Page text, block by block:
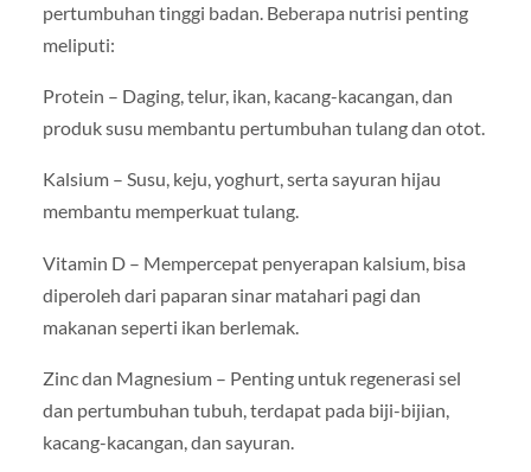
pertumbuhan tinggi badan. Beberapa nutrisi penting
meliputi:
Protein – Daging, telur, ikan, kacang-kacangan, dan
produk susu membantu pertumbuhan tulang dan otot.
Kalsium – Susu, keju, yoghurt, serta sayuran hijau
membantu memperkuat tulang.
Vitamin D – Mempercepat penyerapan kalsium, bisa
diperoleh dari paparan sinar matahari pagi dan
makanan seperti ikan berlemak.
Zinc dan Magnesium – Penting untuk regenerasi sel
dan pertumbuhan tubuh, terdapat pada biji-bijian,
kacang-kacangan, dan sayuran.